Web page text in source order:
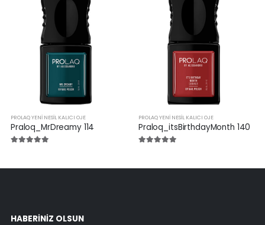
PROLAQ YENI NESIL KALICI OJE
Praloq_MrDreamy 114
PROLAQ YENI NESIL KALICI OJE
Praloq_itsBirthdayMonth 140
HABERINIZ OLSUN